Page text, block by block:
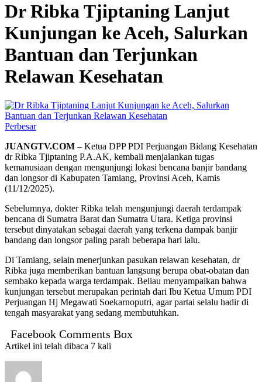
Dr Ribka Tjiptaning Lanjut
Kunjungan ke Aceh, Salurkan
Bantuan dan Terjunkan
Relawan Kesehatan
Perbesar
JUANGTV.COM – Ketua DPP PDI Perjuangan Bidang Kesehatan
dr Ribka Tjiptaning P.A.AK, kembali menjalankan tugas
kemanusiaan dengan mengunjungi lokasi bencana banjir bandang
dan longsor di Kabupaten Tamiang, Provinsi Aceh, Kamis
(11/12/2025).
Sebelumnya, dokter Ribka telah mengunjungi daerah terdampak
bencana di Sumatra Barat dan Sumatra Utara. Ketiga provinsi
tersebut dinyatakan sebagai daerah yang terkena dampak banjir
bandang dan longsor paling parah beberapa hari lalu.
Di Tamiang, selain menerjunkan pasukan relawan kesehatan, dr
Ribka juga memberikan bantuan langsung berupa obat-obatan dan
sembako kepada warga terdampak. Beliau menyampaikan bahwa
kunjungan tersebut merupakan perintah dari Ibu Ketua Umum PDI
Perjuangan Hj Megawati Soekarnoputri, agar partai selalu hadir di
tengah masyarakat yang sedang membutuhkan.
Facebook Comments Box
Artikel ini telah dibaca 7 kali